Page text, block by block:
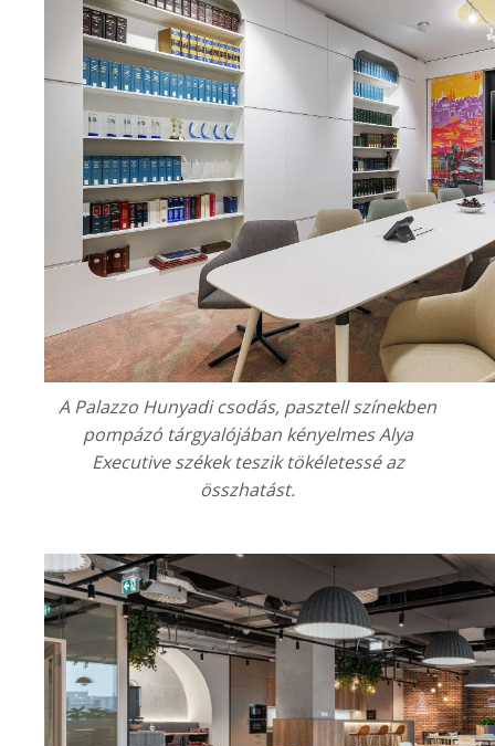
A Palazzo Hunyadicsodás, pasztell színekben
pompázó tárgyalójában kényelmes Alya
Executive székek teszik tökéletessé az
összhatást.